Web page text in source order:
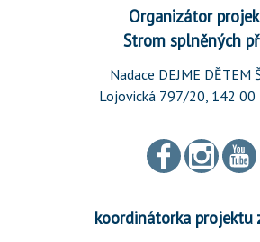
Organizátor
Strom splněných
Nadace DEJME DĚTEM
Lojovická 797/20, 142 00
koordinátorka projektu